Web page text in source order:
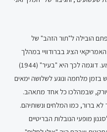
הובילה ל"תור הזהב" של
הציג בברודוויי במהלך
תקופה זו, כשמעגל המלחמה החל להישמע. דוגמה לכך היא "בעיר" (1944)
בזמן מלחמה ונוגע לשלושה ימאים
חוף בת 24 שעה בניו יורק, שבמהלכו כל אחד מתאהב.
ברור, כמו המלחים ונשותיהם.
מופעי הנובלות הבריטיים